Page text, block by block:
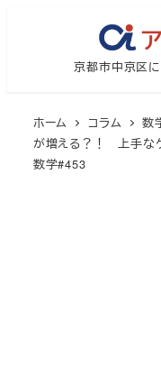
京都市中京区
ホーム コラム 数
が増える？！ 上手な
数学#453